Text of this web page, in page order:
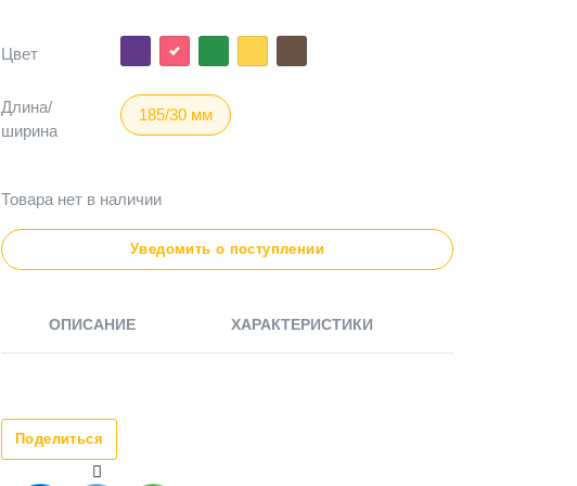
Цвет
Длина/
ширина
185/30 мм
Товара нет в наличии
Уведомить о поступлении
ОПИСАНИЕ ХАРАКТЕРИСТИКИ
Поделиться